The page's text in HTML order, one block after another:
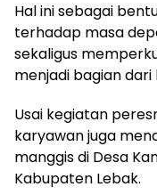
Hal ini sebagai
terhadap masa
sekaligus
menjadi bagian
Usai kegiatan
karyawan juga
manggis di Desa
Kabupaten Lebak.